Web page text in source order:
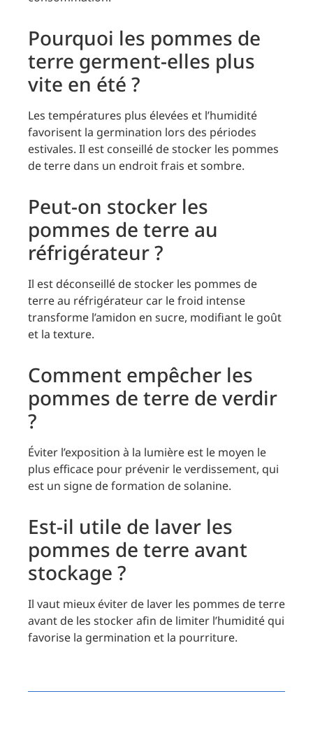
Pourquoi les pommes de
terre germent-elles plus
vite en été ?
Les températures plus élevées et l’humidité
favorisent la germination lors des périodes
estivales. Il est conseillé de stocker les pommes
de terre dans un endroit frais et sombre.
Peut-on stocker les
pommes de terre au
réfrigérateur ?
Il est déconseillé de stocker les pommes de
terre au réfrigérateur car le froid intense
transforme l’amidon en sucre, modifiant le goût
et la texture.
Comment empêcher les
pommes de terre de verdir
?
Éviter l’exposition à la lumière est le moyen le
plus efficace pour prévenir le verdissement, qui
est un signe de formation de solanine.
Est-il utile de laver les
pommes de terre avant
stockage ?
Il vaut mieux éviter de laver les pommes de terre
avant de les stocker afin de limiter l’humidité qui
favorise la germination et la pourriture.